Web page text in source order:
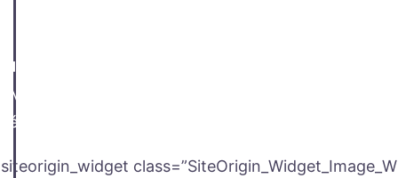
dimenziós modell
Matterport szkennelés után elkészül a teljes